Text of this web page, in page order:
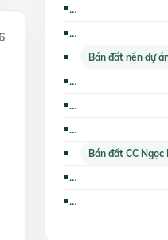
Bán đất nền dự
Bán đất CC Ngọc